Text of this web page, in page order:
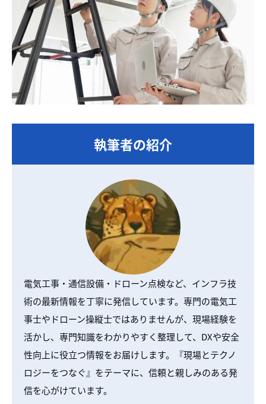
執筆者の紹介
電気工事・通信設備・ドローン点検など、インフラ技
術の最新情報を丁寧に発信しています。専門の電気工
事士やドローン操縦士ではありませんが、現場経験を
活かし、専門知識をわかりやすく整理して、DXや安全
性向上に役立つ情報をお届けします。『現場とテクノ
ロジーをつなぐ』をテーマに、信頼と親しみのある発
信を心がけています。